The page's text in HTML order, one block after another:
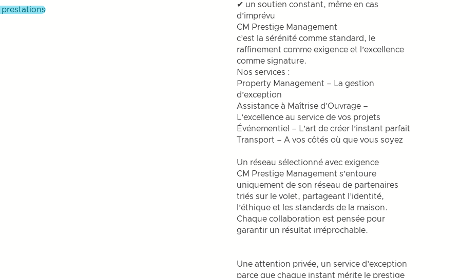
prestations
✔ un soutien constant, même en cas
d’imprévu
CM Prestige Management
c’est la sérénité comme standard, le
raffinement comme exigence et l’excellence
comme signature.
Nos services :
Property Management – La gestion
d’exception
Assistance à Maîtrise d’Ouvrage –
L’excellence au service de vos projets
Événementiel – L’art de créer l’instant parfait
Transport – A vos côtés où que vous soyez
Un réseau sélectionné avec exigence
CM Prestige Management s’entoure
uniquement de son réseau de partenaires
triés sur le volet, partageant l’identité,
l’éthique et les standards de la maison.
Chaque collaboration est pensée pour
garantir un résultat irréprochable.
Une attention privée, un service d’exception
parce que chaque instant mérite le prestige